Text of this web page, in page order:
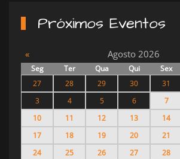
Próximos Eventos
« Agosto 2026
Seg Ter Qua Qui Sex
27
28 29 30 31
3
4 5 6 7
10
11 12 13 14
17
18 19 20 21
24
25 26 27 28